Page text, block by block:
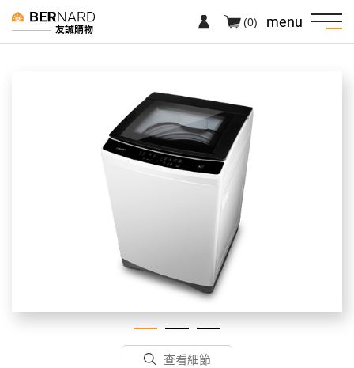
友誠購物 menu
(0)
查看細節